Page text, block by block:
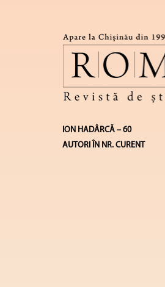
ION HADÂRCĂ – 60
AUTORI ÎN NR. CURENT